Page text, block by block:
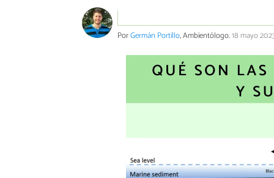
PorGermán Portillo, Ambientólogo.18 mayo